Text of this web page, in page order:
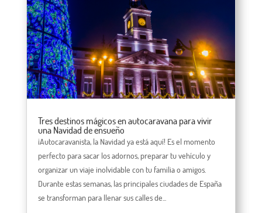
Tres destinos mágicos en autocaravana para vivir
una Navidad de ensueño
¡Autocaravanista, la Navidad ya está aquí! Es el momento
perfecto para sacar los adornos, preparar tu vehículo y
organizar un viaje inolvidable con tu familia o amigos.
Durante estas semanas, las principales ciudades de España
se transforman para llenar sus calles de...